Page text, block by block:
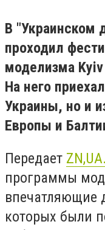
В "Украинском
проходил
моделизма
На него
Украины, но и
Европы и
Передает ZN,UA.
программы
впечатляющие
которых были